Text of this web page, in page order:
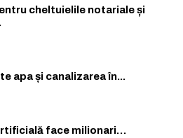
la lumea afacerilor și
The List și citește știrile altfel.
la lumea afacerilor și
The List și citește știrile altfel.
cheltuielile notariale și
apa și canalizarea în...
face milionari…